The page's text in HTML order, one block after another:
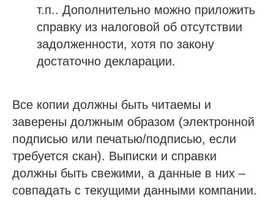
т.п.. Дополнительно можно приложить
справку из налоговой об отсутствии
задолженности, хотя по закону
достаточно декларации.
Все копии должны быть читаемы и
заверены должным образом (электронной
подписью или печатью/подписью, если
требуется скан). Выписки и справки
должны быть свежими, а данные в них –
совпадать с текущими данными компании.